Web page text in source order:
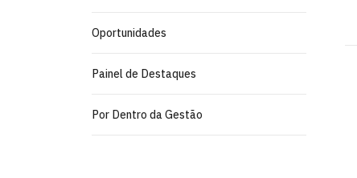
Oportunidades
Painel de Destaques
Por Dentro da Gestão